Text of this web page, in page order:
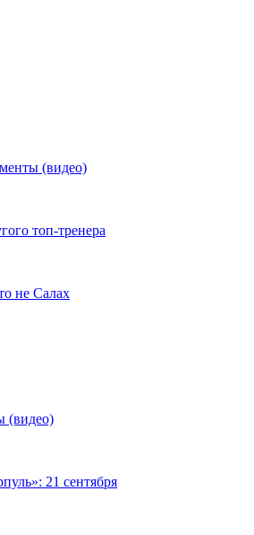
(видео)
топ-тренера
не Салах
(видео)
21 сентября